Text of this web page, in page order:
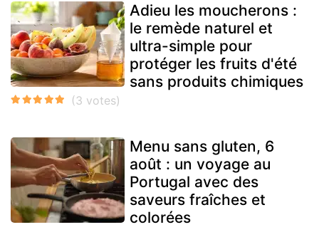
Adieu les moucherons :
le remède naturel et
ultra-simple pour
protéger les fruits d'été
sans produits chimiques
Menu sans gluten, 6
août : un voyage au
Portugal avec des
saveurs fraîches et
colorées